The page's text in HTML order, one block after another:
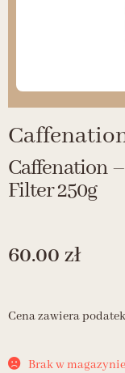
Caffenation
Filter 250g
60.00 zł
Cena zawiera
Brak w magazynie